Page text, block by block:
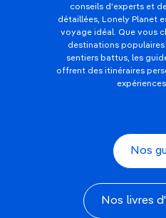
conseils d'experts et
détaillées, Lonely Planet
voyage idéal. Que vous
destinations populaires
sentiers battus, les
offrent des itinéraires
Nos
Nos livres